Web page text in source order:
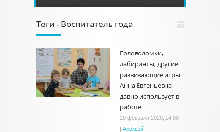
Теги - Воспитатель года
Головоломки,
лабиринты, другие
развивающие игры
Анна Евгеньевна
давно использует в
работе
20 февраля 2020, 14:00
| Алексей